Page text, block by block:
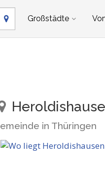
Großstädte
in Thüringen